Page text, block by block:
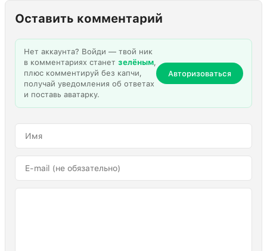
Оставить комментарий
Нет аккаунта? Войди — твой ник
в комментариях станет зелёным,
плюс комментируй без капчи,
получай уведомления об ответах
и поставь аватарку.
Авторизоваться